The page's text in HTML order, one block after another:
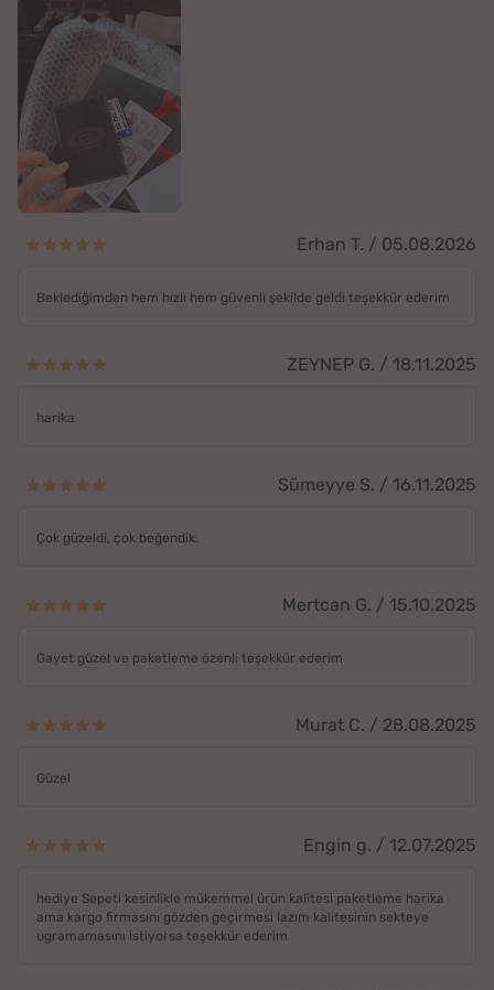
Erhan T. / 05.08.2026
Beklediğimden hem hızlı hem güvenli şekilde geldi teşekkür ederim
ZEYNEP G. / 18.11.2025
harika
Sümeyye S. / 16.11.2025
Çok güzeldi, çok beğendik.
Mertcan G. / 15.10.2025
Gayet güzel ve paketleme özenli teşekkür ederim
Murat C. / 28.08.2025
Güzel
Engin g. / 12.07.2025
hediye Sepeti kesinlikle mükemmel ürün kalitesi paketleme harika
ama kargo firmasını gözden geçirmesi lazım kalitesinin sekteye
ugramamasını istiyorsa teşekkür ederim